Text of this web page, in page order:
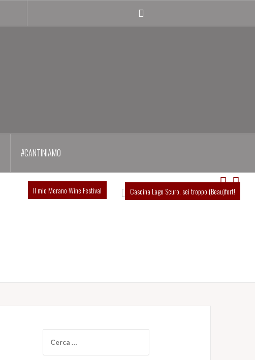
profile
#CANTINIAMO
Il mio Merano Wine Festival Cascina Lago Scuro, sei troppo (Beau)fort!
per: